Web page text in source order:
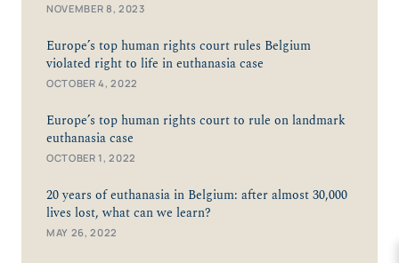
NOVEMBER 8, 2023
Europe’s top human rights court rules Belgium
violated right to life in euthanasia case
OCTOBER 4, 2022
Europe’s top human rights court to rule on landmark
euthanasia case
OCTOBER 1, 2022
20 years of euthanasia in Belgium: after almost 30,000
lives lost, what can we learn?
MAY 26, 2022